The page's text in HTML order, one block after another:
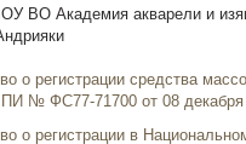
ВО Академия акварели и
о регистрации средства
№ ФС77-71700 от 08 декабря
о регистрации в